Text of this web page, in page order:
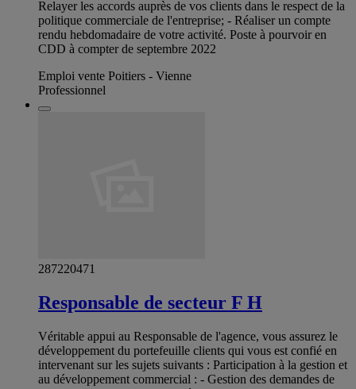
Relayer les accords auprès de vos clients dans le respect de la
politique commerciale de l'entreprise; - Réaliser un compte
rendu hebdomadaire de votre activité. Poste à pourvoir en
CDD à compter de septembre 2022
Emploi vente Poitiers - Vienne
Professionnel
287220471
Responsable de secteur F H
Véritable appui au Responsable de l'agence, vous assurez le
développement du portefeuille clients qui vous est confié en
intervenant sur les sujets suivants : Participation à la gestion et
au développement commercial : - Gestion des demandes de